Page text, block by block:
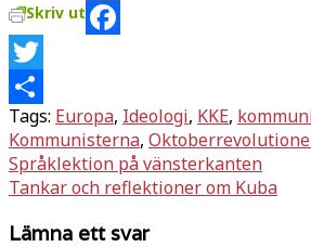
Skriv ut
Facebook
Twitter
Dela
Tags: Europa, Ideologi, KKE,
Kommunisterna,
Inläggsnavigering
Språklektion på vänsterkanten
Tankar och reflektioner om Kuba
Lämna ett svar